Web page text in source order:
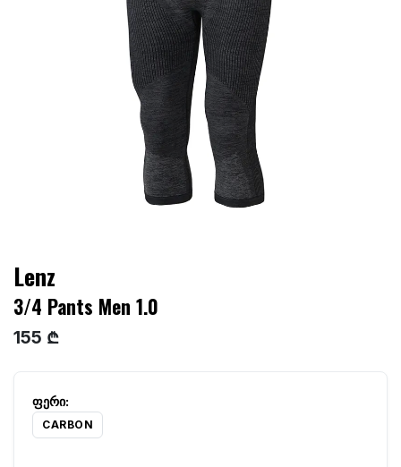
Lenz
3/4 Pants Men 1.0
155 ₾
CARBON